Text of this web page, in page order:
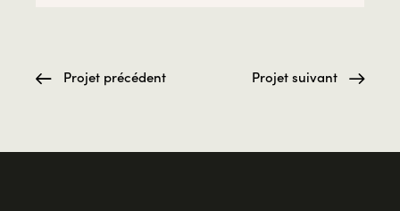
Projet précédent Projet suivant